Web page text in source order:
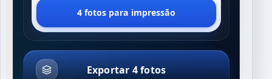
4 fotos para impressão
Exportar 4 fotos